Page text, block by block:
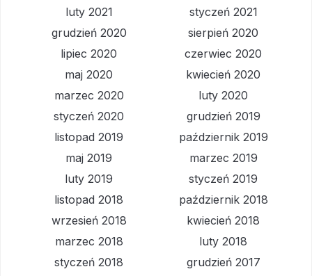
luty 2021
styczeń 2021
grudzień 2020
sierpień 2020
lipiec 2020
czerwiec 2020
maj 2020
kwiecień 2020
marzec 2020
luty 2020
styczeń 2020
grudzień 2019
listopad 2019
październik 2019
maj 2019
marzec 2019
luty 2019
styczeń 2019
listopad 2018
październik 2018
wrzesień 2018
kwiecień 2018
marzec 2018
luty 2018
styczeń 2018
grudzień 2017